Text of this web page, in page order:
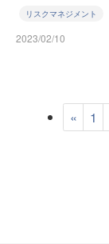
リスクマネジメント
2023/02/10
« 1